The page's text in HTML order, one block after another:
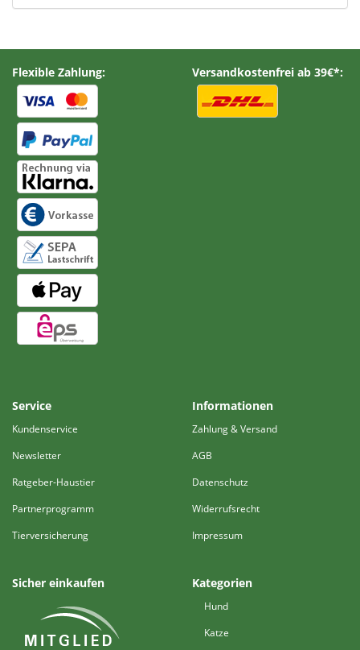
Flexible Zahlung: Versandkostenfrei ab 39€*:
Service
Kundenservice
Newsletter
Ratgeber-Haustier
Partnerprogramm
Tierversicherung
Informationen
Zahlung & Versand
AGB
Datenschutz
Widerrufsrecht
Impressum
Sicher einkaufen Kategorien
Hund
Katze